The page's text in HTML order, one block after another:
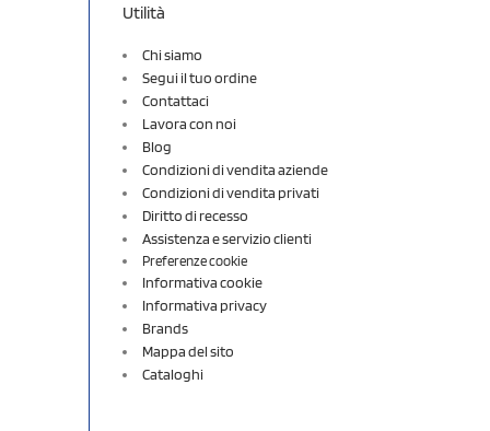
Utilità
Chi siamo
Segui il tuo ordine
Contattaci
Lavora con noi
Blog
Condizioni di vendita aziende
Condizioni di vendita privati
Diritto di recesso
Assistenza e servizio clienti
Preferenze cookie
Informativa cookie
Informativa privacy
Brands
Mappa del sito
Cataloghi